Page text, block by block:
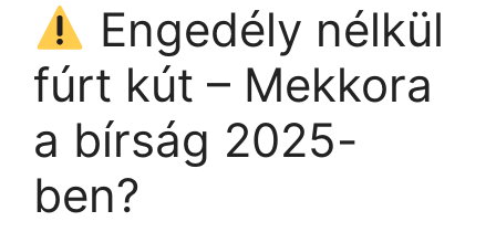
Engedély nélkül
fúrt kút – Mekkora
a bírság 2025-
ben?